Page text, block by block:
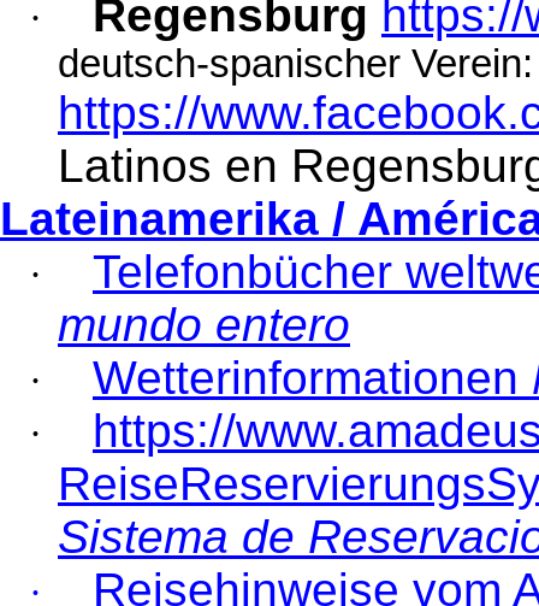
·
Regensburg https://
deutsch-spanischer
https://
Latinos en
Lateinamerika /
·
Telefonbücher
mundo entero
· Wetterinformationen
·
https://
Sistema de
· Reisehinweise vom